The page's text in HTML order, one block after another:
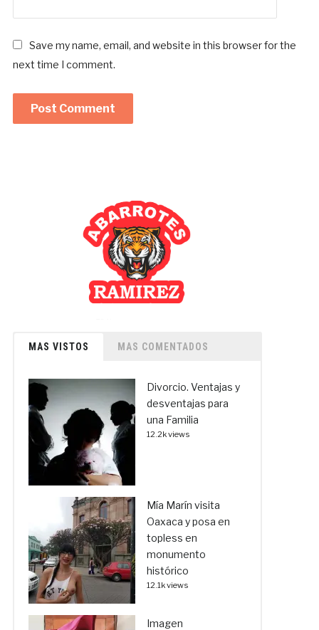
Save my name, email, and website in this browser for the
next time I comment.
MAS VISTOS MAS COMENTADOS
Divorcio. Ventajas y
desventajas para
una Familia
12.2k views
Mía Marín visita
Oaxaca y posa en
topless en
monumento
histórico
12.1k views
Imagen